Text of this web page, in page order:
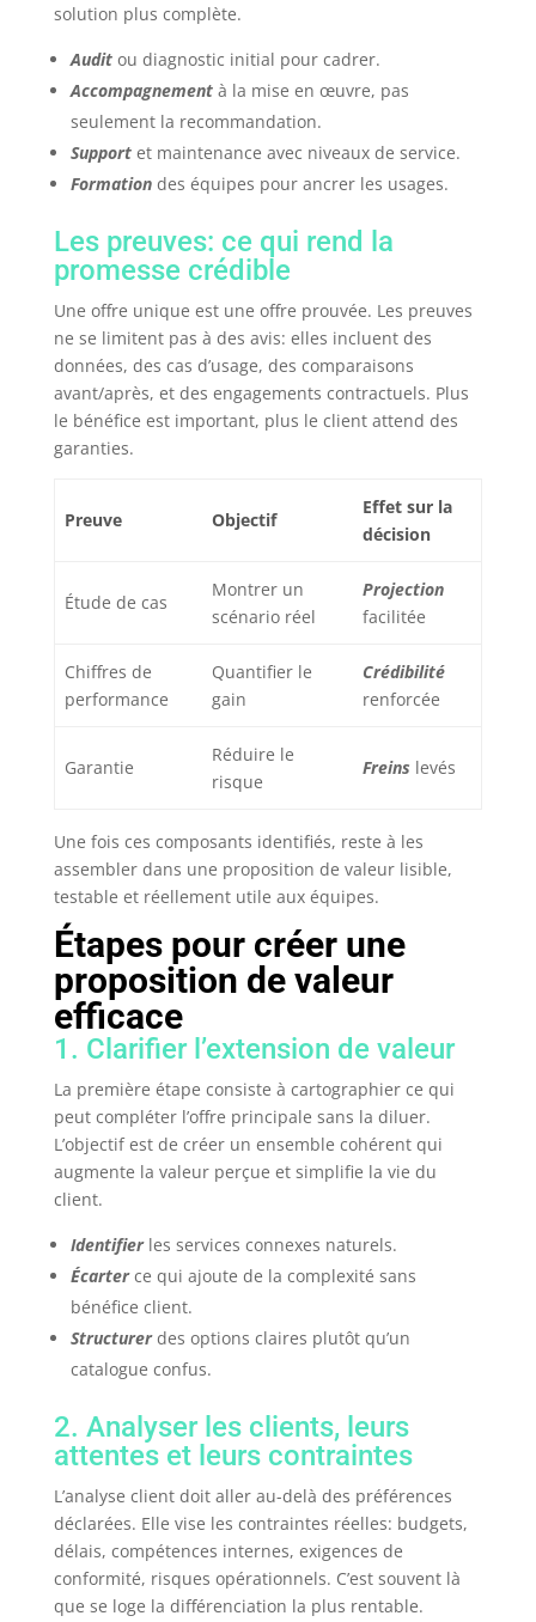
solution plus complète.
Auditou diagnostic initial pour cadrer.
Accompagnementà la mise en œuvre, pas
seulement la recommandation.
Supportet maintenance avec niveaux de service.
Formationdes équipes pour ancrer les usages.
Les preuves: ce qui rend la
promesse crédible
Une offre unique est une offre prouvée. Les preuves
ne se limitent pas à des avis: elles incluent des
données, des cas d’usage, des comparaisons
avant/après, et des engagements contractuels. Plus
le bénéfice est important, plus le client attend des
garanties.
Preuve Objectif
Effet sur la
décision
Étude de cas
Montrer un
scénario réel
Projection
facilitée
Chiffres de
performance
Quantifier le
gain
Crédibilité
renforcée
Garantie
Réduire le
risque
Freins levés
Une fois ces composants identifiés, reste à les
assembler dans une proposition de valeur lisible,
testable et réellement utile aux équipes.
Étapes pour créer une
proposition de valeur
efficace
1. Clarifier l’extension de valeur
La première étape consiste à cartographier ce qui
peut compléter l’offre principale sans la diluer.
L’objectif est de créer un ensemble cohérent qui
augmente la valeur perçue et simplifie la vie du
client.
Identifierles services connexes naturels.
Écarterce qui ajoute de la complexité sans
bénéfice client.
Structurerdes options claires plutôt qu’un
catalogue confus.
2. Analyser les clients, leurs
attentes et leurs contraintes
L’analyse client doit aller au-delà des préférences
déclarées. Elle vise les contraintes réelles: budgets,
délais, compétences internes, exigences de
conformité, risques opérationnels. C’est souvent là
que se loge la différenciation la plus rentable.